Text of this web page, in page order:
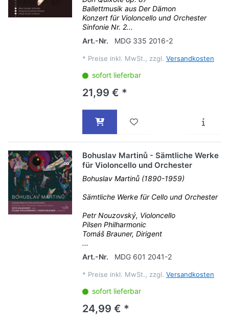
Ballettmusik aus Der Dämon
Konzert für Violoncello und Orchester
Sinfonie Nr. 2...
Art.-Nr.
MDG 335 2016-2
* Preise inkl. MwSt., zzgl. Versandkosten
sofort lieferbar
21,99 € *
Bohuslav Martinů - Sämtliche Werke
für Violoncello und Orchester
Bohuslav Martinů (1890-1959)
Sämtliche Werke für Cello und Orchester
Petr Nouzovský, Violoncello
Pilsen Philharmonic
Tomáš Brauner, Dirigent
...
Art.-Nr.
MDG 601 2041-2
* Preise inkl. MwSt., zzgl. Versandkosten
sofort lieferbar
24,99 € *